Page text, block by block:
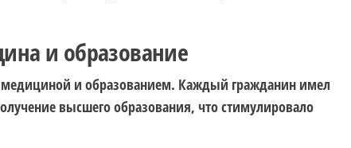
и образование
медициной и образованием. Каждый гражданин имел
высшего образования, что стимулировало